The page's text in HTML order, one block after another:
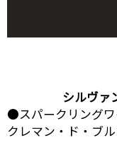
シルヴ
●スパークリング
クレマン・ド・ブ